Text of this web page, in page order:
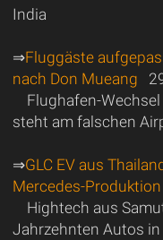
India
⇒Fluggäste
nach Don Mueang
Flughafen-
steht am falschen
⇒GLC EV aus
Mercedes-Produktion
Hightech aus
Jahrzehnten Autos